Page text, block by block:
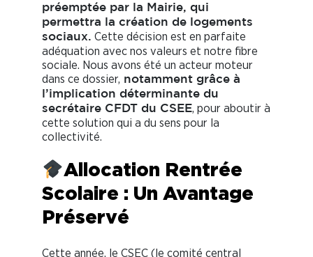
préemptée par la Mairie, qui
permettra la création de logements
sociaux. Cette décision est en parfaite
adéquation avec nos valeurs et notre fibre
sociale. Nous avons été un acteur moteur
dans ce dossier, notamment grâce à
l’implication déterminante du
secrétaire CFDT du CSEE, pour aboutir à
cette solution qui a du sens pour la
collectivité.
Allocation Rentrée
Scolaire : Un Avantage
Préservé
Cette année, le CSEC (le comité central